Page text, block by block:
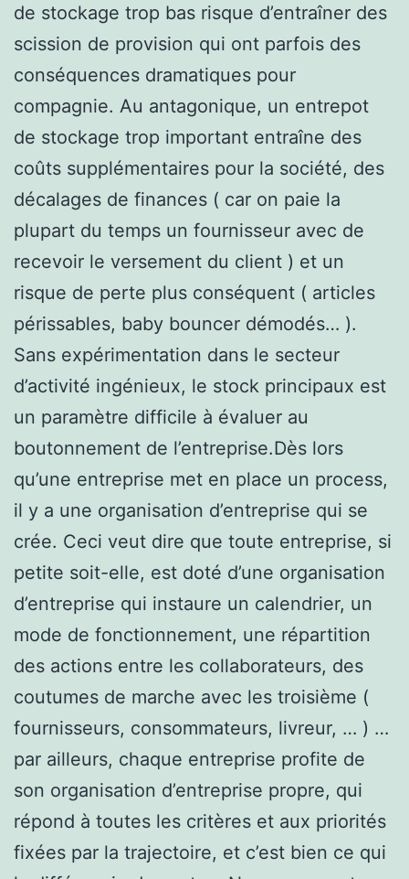
de stockage trop bas risque d’entraîner des
scission de provision qui ont parfois des
conséquences dramatiques pour
compagnie. Au antagonique, un entrepot
de stockage trop important entraîne des
coûts supplémentaires pour la société, des
décalages de finances ( car on paie la
plupart du temps un fournisseur avec de
recevoir le versement du client ) et un
risque de perte plus conséquent ( articles
périssables, baby bouncer démodés… ).
Sans expérimentation dans le secteur
d’activité ingénieux, le stock principaux est
un paramètre difficile à évaluer au
boutonnement de l’entreprise.Dès lors
qu’une entreprise met en place un process,
il y a une organisation d’entreprise qui se
crée. Ceci veut dire que toute entreprise, si
petite soit-elle, est doté d’une organisation
d’entreprise qui instaure un calendrier, un
mode de fonctionnement, une répartition
des actions entre les collaborateurs, des
coutumes de marche avec les troisième (
fournisseurs, consommateurs, livreur, … ) …
par ailleurs, chaque entreprise profite de
son organisation d’entreprise propre, qui
répond à toutes les critères et aux priorités
fixées par la trajectoire, et c’est bien ce qui